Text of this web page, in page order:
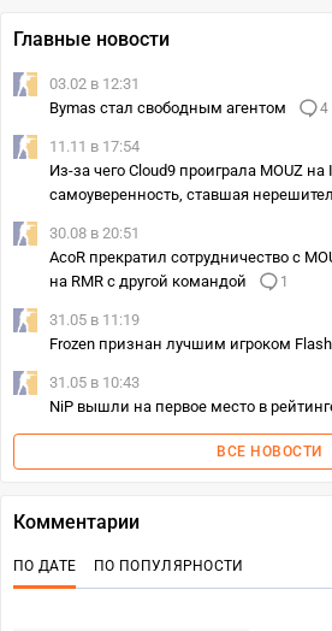
Главные новости
03.02 в 12:31
Bymas стал свободным агентом
4
11.11 в 17:54
Из-за чего Cloud9 проиграла MOUZ
самоуверенность, ставшая
30.08 в 20:51
AcoR прекратил сотрудничество с
на RMR с другой командой
1
31.05 в 11:19
Frozen признан лучшим игроком
31.05 в 10:43
NiP вышли на первое место в
ВСЕ НОВОСТИ
Комментарии
ПО ДАТЕ ПО ПОПУЛЯРНОСТИ